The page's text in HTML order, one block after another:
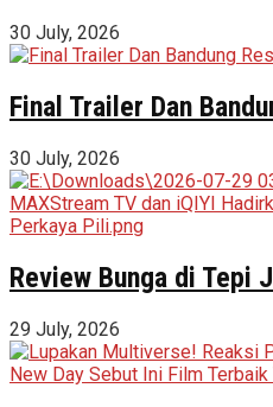
30 July, 2026
Final Trailer Dan
30 July, 2026
Review Bunga di Tepi
29 July, 2026